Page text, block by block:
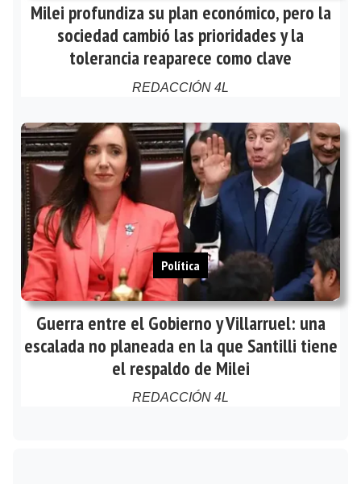
Milei profundiza su plan económico, pero la
sociedad cambió las prioridades y la
tolerancia reaparece como clave
REDACCIÓN 4L
Guerra entre el Gobierno y Villarruel: una
escalada no planeada en la que Santilli tiene
el respaldo de Milei
REDACCIÓN 4L
Política